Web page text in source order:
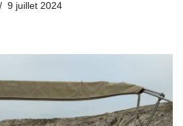
9 juillet 2024